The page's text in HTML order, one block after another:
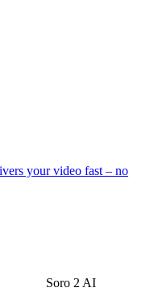
Soro 2 AI
your video fast – no